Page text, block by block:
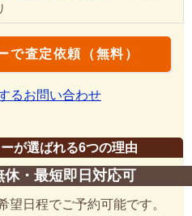
で査定依頼（無料）
るお問い合わせ
が選ばれる6つの理由
休・最短即日対応可
望日程でご予約可能です。